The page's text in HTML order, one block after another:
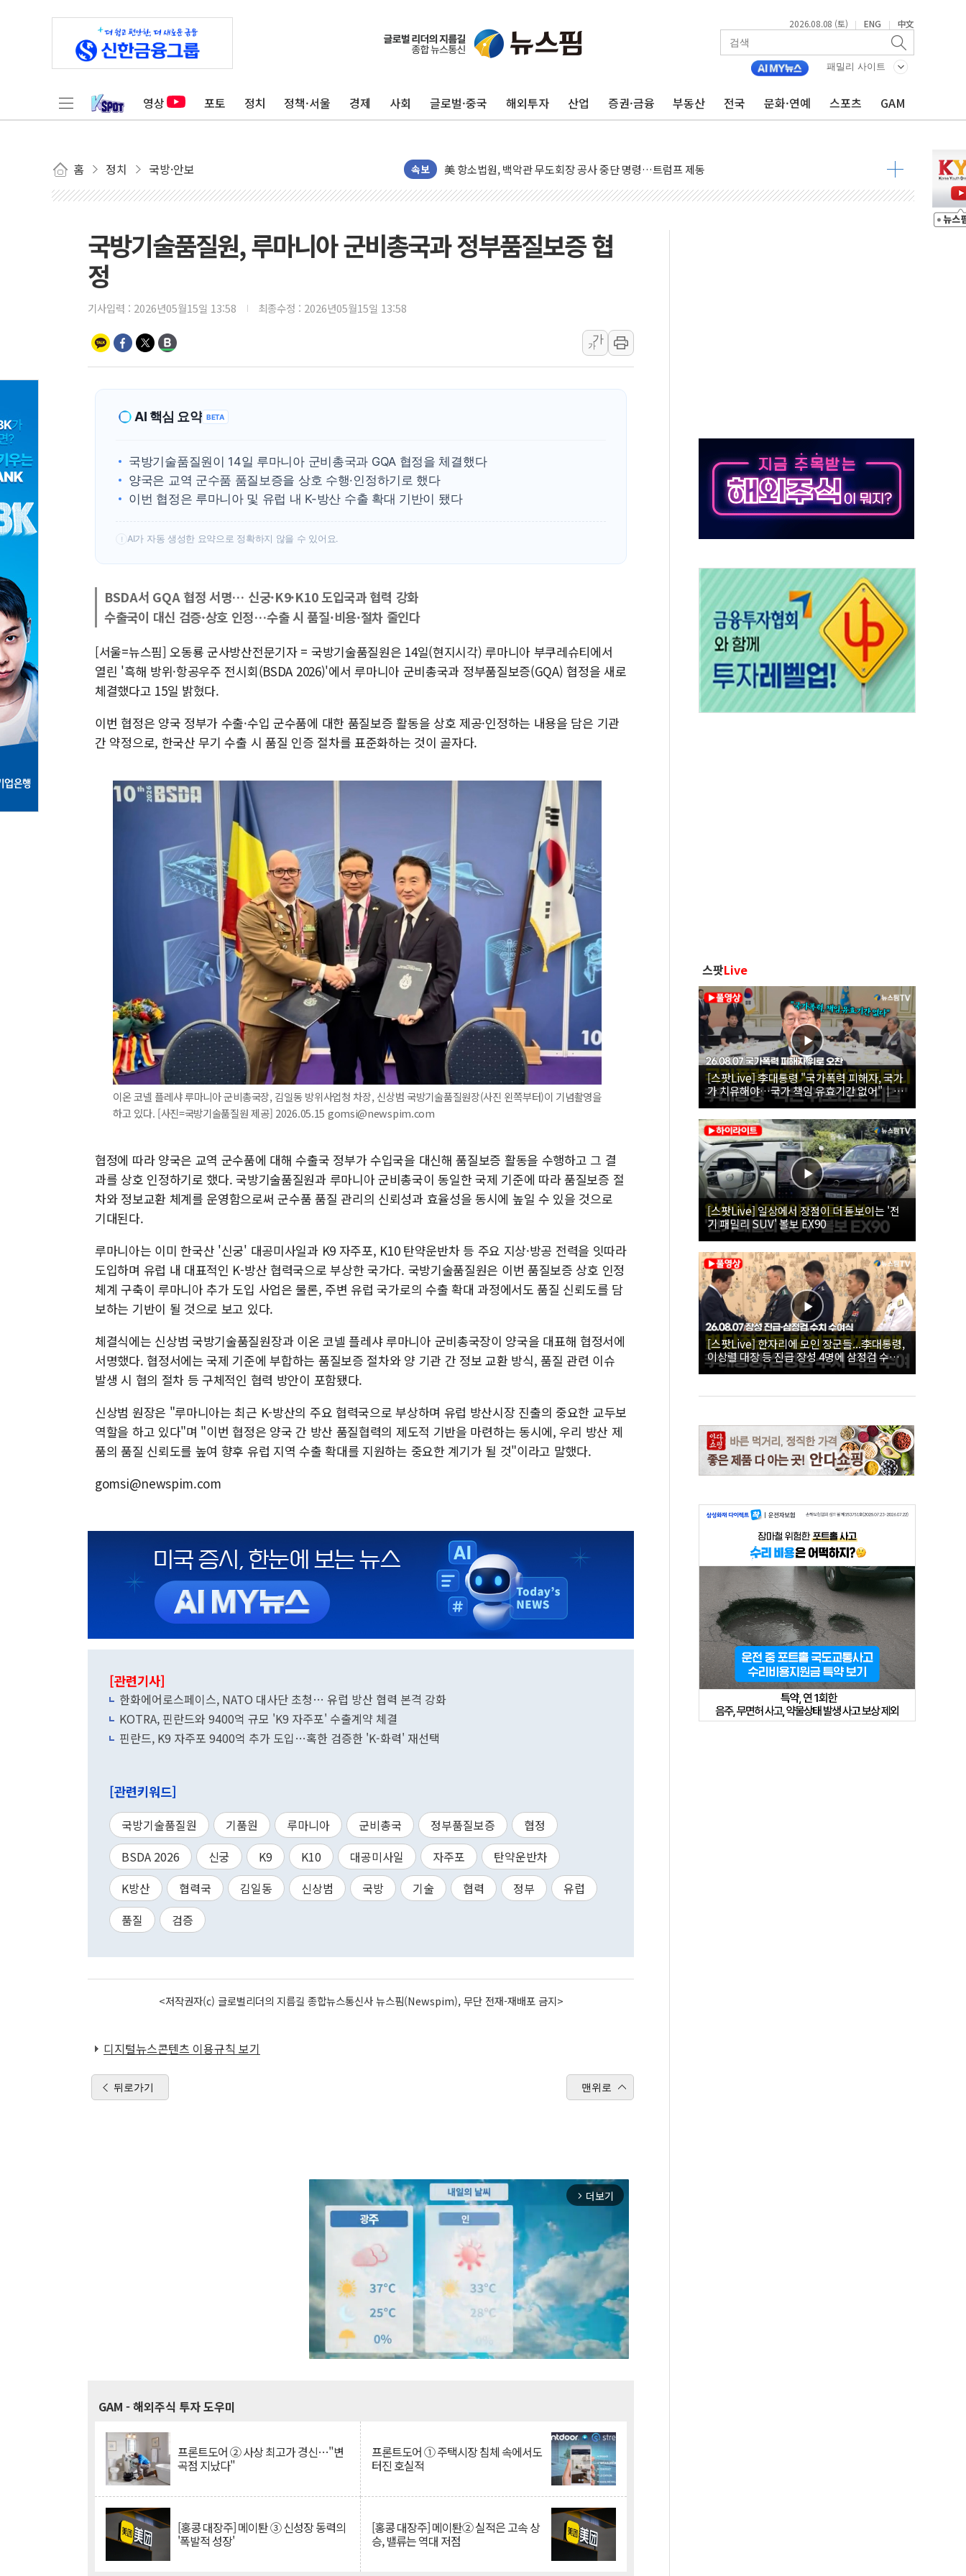
2026.08.08 (토) | ENG | 中文
패밀리 사이트
영상 포토 정치 정책·서울 경제 사회 글로벌·중국 해외투자 산업 증권·금융 부동산 전국 문화·연예 스포츠 GAM
홈 정치 국방·안보 속보
[종합] 이슬람 수니파 3국, '공동방위협정' 체결… 이스라엘·이란 위협에 맞설 자체 억지력 강화
트럼프, 백신·자폐증 행정명령 검토…"이르면 다음 주"
이란의 핵심 원유 수출항 '하르그섬', 최근 1주일 이상 '올스톱'… 美 해상봉쇄 영향
美 고용 쇼크에 엔화 장중 급등…시장은 "또 개입했나" 촉각
뉴욕증시 프리뷰, 美 고용 쇼크에 금리 인상 우려 후퇴…나스닥 선물 1%대 상승
[종합] 美 7월 고용 2만3000명 감소 '쇼크'…9월 금리 인상 기대 후퇴
트럼프 "금리 내려야"…파월 때와 달리 워시엔 톤 낮춰
특정 정치인 측근 포항시 정책특보 내정설...포항시 '시끌'
이란와이어 "이란 최고지도자 위독…곧 사망해도 놀랍지 않아"
남동발전, 해남군에 국내 최대 규모 400MW 태양광 착공…여의도 1.6배 규모
[인도증시] 중동 불안 속 유가 상승에 소폭 하락...금융주 낙폭 커
국방기술품질원, 루마니아 군비총국과 정부품질보증 협
정
기사입력 : 2026년05월15일 13:58 최종수정 : 2026년05월15일 13:58
가
가
AI 핵심 요약 BETA
국방기술품질원이 14일 루마니아 군비총국과 GQA 협정을 체결했다
양국은 교역 군수품 품질보증을 상호 수행·인정하기로 했다
이번 협정은 루마니아 및 유럽 내 K-방산 수출 확대 기반이 됐다
! AI가 자동 생성한 요약으로 정확하지 않을 수 있어요.
BSDA서 GQA 협정 서명… 신궁·K9·K10 도입국과 협력 강화
수출국이 대신 검증·상호 인정…수출 시 품질·비용·절차 줄인다
[서울=뉴스핌] 오동룡 군사방산전문기자 = 국방기술품질원은 14일(현지시각) 루마니아 부쿠레슈티에서
열린 '흑해 방위·항공우주 전시회(BSDA 2026)'에서 루마니아 군비총국과 정부품질보증(GQA) 협정을 새로
체결했다고 15일 밝혔다.
이번 협정은 양국 정부가 수출·수입 군수품에 대한 품질보증 활동을 상호 제공·인정하는 내용을 담은 기관
간 약정으로, 한국산 무기 수출 시 품질 인증 절차를 표준화하는 것이 골자다.
이온 코넬 플레샤 루마니아 군비총국장, 김일동 방위사업청 차장, 신상범 국방기술품질원장(사진 왼쪽부터)이 기념촬영을
하고 있다. [사진=국방기술품질원 제공] 2026.05.15 gomsi@newspim.com
협정에 따라 양국은 교역 군수품에 대해 수출국 정부가 수입국을 대신해 품질보증 활동을 수행하고 그 결
과를 상호 인정하기로 했다. 국방기술품질원과 루마니아 군비총국이 동일한 국제 기준에 따라 품질보증 절
차와 정보교환 체계를 운영함으로써 군수품 품질 관리의 신뢰성과 효율성을 동시에 높일 수 있을 것으로
기대된다.
루마니아는 이미 한국산 '신궁' 대공미사일과 K9 자주포, K10 탄약운반차 등 주요 지상·방공 전력을 잇따라
도입하며 유럽 내 대표적인 K-방산 협력국으로 부상한 국가다. 국방기술품질원은 이번 품질보증 상호 인정
체계 구축이 루마니아 추가 도입 사업은 물론, 주변 유럽 국가로의 수출 확대 과정에서도 품질 신뢰도를 담
보하는 기반이 될 것으로 보고 있다.
체결식에는 신상범 국방기술품질원장과 이온 코넬 플레샤 루마니아 군비총국장이 양국을 대표해 협정서에
서명했다. 협정서에는 국제 기준에 부합하는 품질보증 절차와 양 기관 간 정보 교환 방식, 품질 관련 이슈
발생 시 협의 절차 등 구체적인 협력 방안이 포함됐다.
신상범 원장은 "루마니아는 최근 K-방산의 주요 협력국으로 부상하며 유럽 방산시장 진출의 중요한 교두보
역할을 하고 있다"며 "이번 협정은 양국 간 방산 품질협력의 제도적 기반을 마련하는 동시에, 우리 방산 제
품의 품질 신뢰도를 높여 향후 유럽 지역 수출 확대를 지원하는 중요한 계기가 될 것"이라고 말했다.
gomsi@newspim.com
[관련기사]
한화에어로스페이스, NATO 대사단 초청… 유럽 방산 협력 본격 강화
KOTRA, 핀란드와 9400억 규모 'K9 자주포' 수출계약 체결
핀란드, K9 자주포 9400억 추가 도입…혹한 검증한 'K-화력' 재선택
[관련키워드]
국방기술품질원 기품원 루마니아 군비총국 정부품질보증
협정
BSDA 2026
신궁 K9 K10 대공미사일 자주포
탄약운반차
K방산
협력국 김일동 신상범 국방 기술 협력 정부
유럽
품질
검증
<저작권자(c) 글로벌리더의 지름길 종합뉴스통신사 뉴스핌(Newspim), 무단 전재-재배포 금지>
디지털뉴스콘텐츠 이용규칙 보기
뒤로가기 맨위로
arrow_forward_ios 더보기
GAM - 해외주식 투자 도우미
프론트도어 ② 사상 최고가 경신…"변
곡점 지났다"
프론트도어 ① 주택시장 침체 속에서도
터진 호실적
[홍콩 대장주] 메이퇀 ③ 신성장 동력의
'폭발적 성장'
[홍콩 대장주] 메이퇀② 실적은 고속 상
승, 밸류는 역대 저점
스팟Live
[스팟Live] 李대통령 "국가폭력 피해자, 국가
가 치유해야…국가 책임 유효기간 없어"｜
26.08.07 국가폭력 피해자 위로 오찬
[스팟Live] 일상에서 장점이 더 돋보이는 '전
기 패밀리 SUV' 볼보 EX90
[스팟Live] 한자리에 모인 장군들...李대통령,
이상렬 대장 등 진급 장성 4명에 삼정검 수치
직접 수여｜26.08.07 장성 진급·삼정검 수치